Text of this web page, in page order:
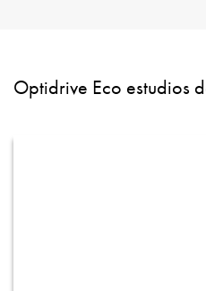
Optidrive Eco estudios